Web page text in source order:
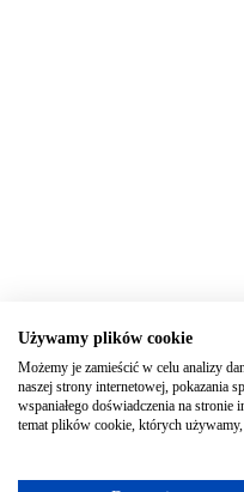
Używamy plików cookie
Możemy je zamieścić w celu analizy
naszej strony internetowej, pokazania
wspaniałego doświadczenia na
temat plików cookie, których